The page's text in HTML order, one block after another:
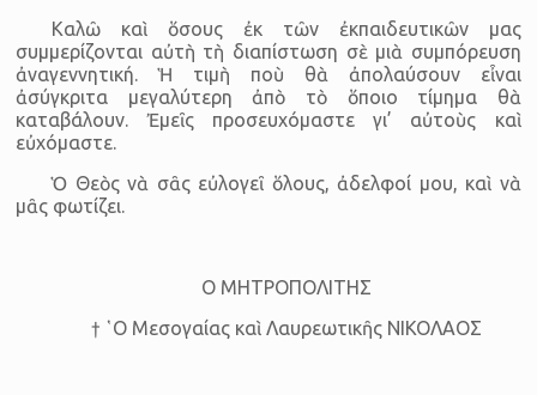
Καλῶ καὶ ὅσους ἐκ τῶν ἐκπαιδευτικῶν μας
συμμερίζονται αὐτὴ τὴ διαπίστωση σὲ μιὰ συμπόρευση
ἀναγεννητική. Ἡ τιμὴ ποὺ θὰ ἀπολαύσουν εἶναι
ἀσύγκριτα μεγαλύτερη ἀπὸ τὸ ὅποιο τίμημα θὰ
καταβάλουν. Ἐμεῖς προσευχόμαστε γι’ αὐτοὺς καὶ
εὐχόμαστε.
Ὁ Θεὸς νὰ σᾶς εὐλογεῖ ὅλους, ἀδελφοί μου, καὶ νὰ
μᾶς φωτίζει.
Ο ΜΗΤΡΟΠΟΛΙΤΗΣ
† ῾Ο Μεσογαίας καὶ Λαυρεωτικῆς ΝΙΚΟΛΑΟΣ